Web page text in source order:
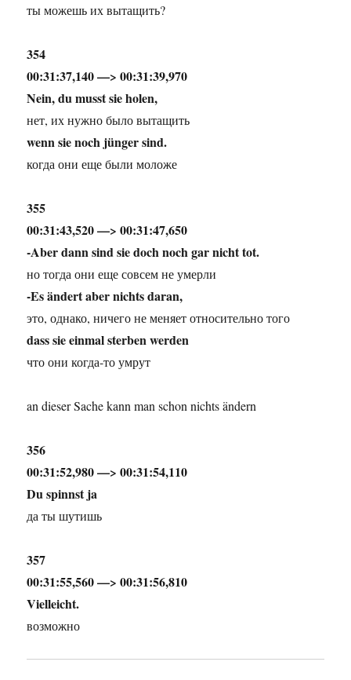
ты можешь их вытащить?
354
00:31:37,140 —> 00:31:39,970
Nein, du musst sie holen,
нет, их нужно было вытащить
wenn sie noch jünger sind.
когда они еще были моложе
355
00:31:43,520 —> 00:31:47,650
-Aber dann sind sie doch noch gar nicht tot.
но тогда они еще совсем не умерли
-Es ändert aber nichts daran,
это, однако, ничего не меняет относительно того
dass sie einmal sterben werden
что они когда-то умрут
an dieser Sache kann man schon nichts ändern
356
00:31:52,980 —> 00:31:54,110
Du spinnst ja
да ты шутишь
357
00:31:55,560 —> 00:31:56,810
Vielleicht.
возможно